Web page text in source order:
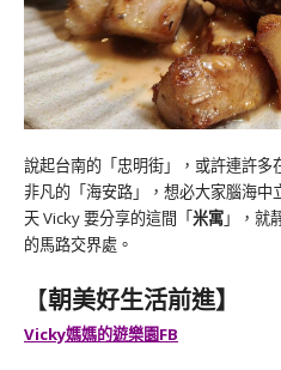
說起台南的「忠明街」，或許連許多
非凡的「海安路」，想必大家腦海
天 Vicky 要分享的這間「米寓」，就
的馬路交界處。
【朝美好生活前進】
Vicky媽媽的遊樂園FB